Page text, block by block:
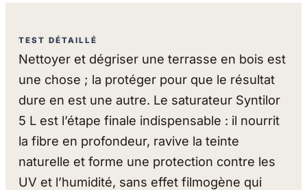
TEST DÉTAILLÉ
Nettoyer et dégriser une terrasse en bois est
une chose ; la protéger pour que le résultat
dure en est une autre. Le saturateur Syntilor
5 L est l’étape finale indispensable : il nourrit
la fibre en profondeur, ravive la teinte
naturelle et forme une protection contre les
UV et l’humidité, sans effet filmogène qui